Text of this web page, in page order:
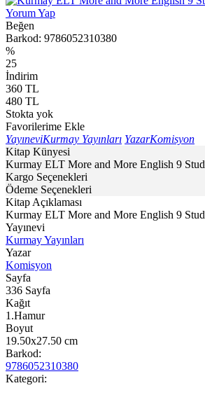
Yorum Yap
Beğen
Barkod: 9786052310380
%
25
İndirim
360 TL
480 TL
Stokta yok
Favorilerime Ekle
YayıneviKurmay Yayınları YazarKomisyon
Kitap Künyesi
Kurmay ELT More and More English 9
Kargo Seçenekleri
Ödeme Seçenekleri
Kitap Açıklaması
Kurmay ELT More and More English 9
Yayınevi
Kurmay Yayınları
Yazar
Komisyon
Sayfa
336 Sayfa
Kağıt
1.Hamur
Boyut
19.50x27.50 cm
Barkod:
9786052310380
Kategori: